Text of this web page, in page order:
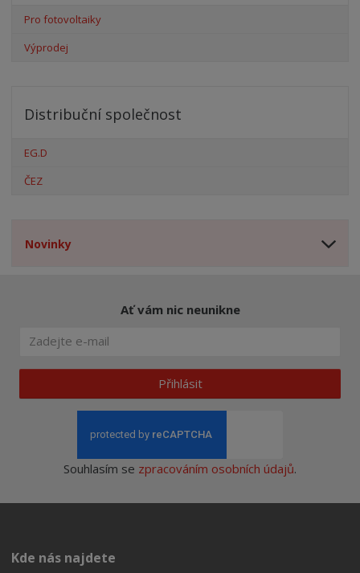
Pro fotovoltaiky
Výprodej
Distribuční společnost
EG.D
ČEZ
Novinky
Ať vám nic neunikne
Přihlásit
Souhlasím se zpracováním osobních údajů.
Kde nás najdete